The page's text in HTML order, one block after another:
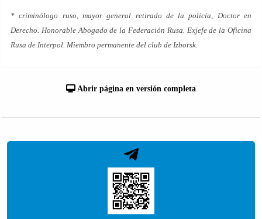
* criminólogo ruso, mayor general retirado de la policía, Doctor en
Derecho. Honorable Abogado de la Federación Rusa. Exjefe de la Oficina
Rusa de Interpol. Miembro permanente del club de Izborsk.
Abrir página en versión completa